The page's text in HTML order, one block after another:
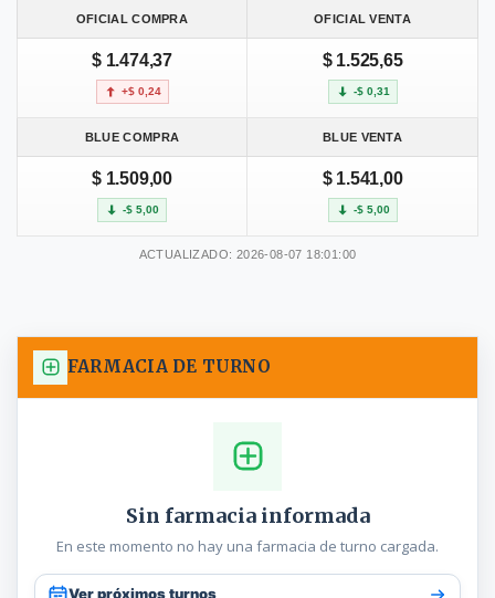
OFICIAL COMPRA OFICIAL VENTA
$ 1.474,37
+$ 0,24
$ 1.525,65
-$ 0,31
BLUE COMPRA BLUE VENTA
$ 1.509,00
-$ 5,00
$ 1.541,00
-$ 5,00
ACTUALIZADO: 2026-08-07 18:01:00
FARMACIA DE TURNO
Sin farmacia informada
En este momento no hay una farmacia de turno cargada.
Ver próximos turnos